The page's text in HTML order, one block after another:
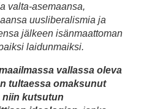
valta-asemaansa,
uusliberalismia ja
jälkeen isänmaattoman
laidunmaiksi.
vallassa oleva
tultaessa omaksunut
kutsutun